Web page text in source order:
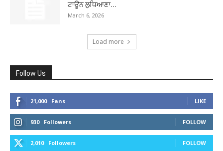
ਟਾਊਨ ਲੁਧਿਆਣਾ...
March 6, 2026
Load more
Follow Us
21,000 Fans LIKE
930 Followers FOLLOW
2,010 Followers FOLLOW